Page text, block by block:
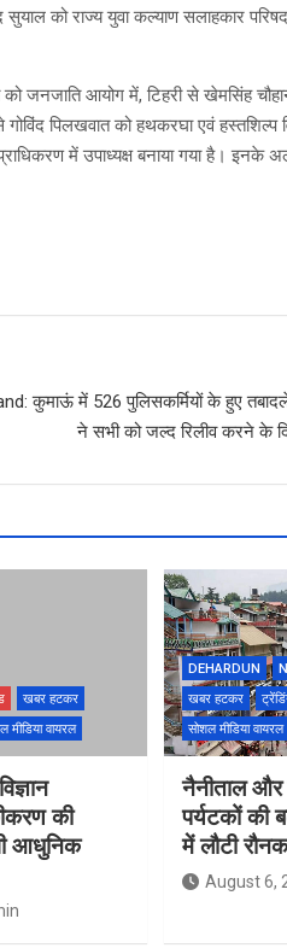
सुयाल को राज्य युवा कल्याण सलाहकार
को जनजाति आयोग में, टिहरी से खेमसिंह
पिलखवात को हथकरघा एवं हस्तशिल्प
में उपाध्यक्ष बनाया गया है। इनके
कुमाऊं में 526 पुलिसकर्मियों के हुए
ने सभी को जल्द रिलीव करने के
खबर हटकर
मीडिया वायरल
की
आधुनिक
DEHARDUN
खबर हटकर
सोशल मीडिया वायरल
नैनीताल और
पर्यटकों की
में लौटी रौनक
August 6,